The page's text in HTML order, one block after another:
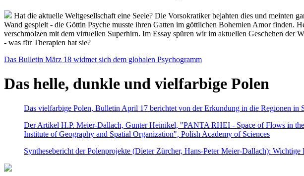
Hat die aktuelle Weltgesellschaft eine Seele? Die Vorsokratiker bejahten dies und meinten
Wand gespielt - die Göttin Psyche musste ihren Gatten im göttlichen Bohemien Amor finden.
verschmolzen mit dem virtuellen Superhirn. Im Essay spüren wir im aktuellen Geschehen der
- was für Therapien hat sie?
Das Bulletin März 18 widmet sich dem globalen Psychogramm
Das helle, dunkle und vielfarbige Polen
Das vielfarbige Polen, Bulletin April 17 berichtet von der Erkundung in die Regionen in
Der Artikel H.P. Meier-Dallach, Gunter Heinikel, "PANTA RHEI - Space of Flows in
Institute of Geography and Spatial Organization", Polish Academy of Sciences
Synthesebericht der Polenprojekte (Dieter Zürcher, Hans-Peter Meier-Dallach): Wichtige